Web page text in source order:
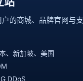
的商城、品牌官网与
、新加坡、美国
DDoS